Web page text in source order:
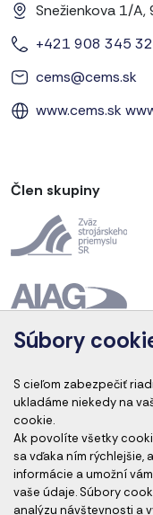
Snežienkova 1/
+421 908 345
cems@cems.sk
www.cems.sk
Člen skupiny
Akreditácia kurzov
Akreditovaní
Súbory
S cieľom zabezpečiť
ukladáme niekedy na
cookie.
Ak povolíte všetky
sa vďaka ním rýchlejšie,
informácie a umožní
vaše údaje. Súbory
analýzu návštevnosti a